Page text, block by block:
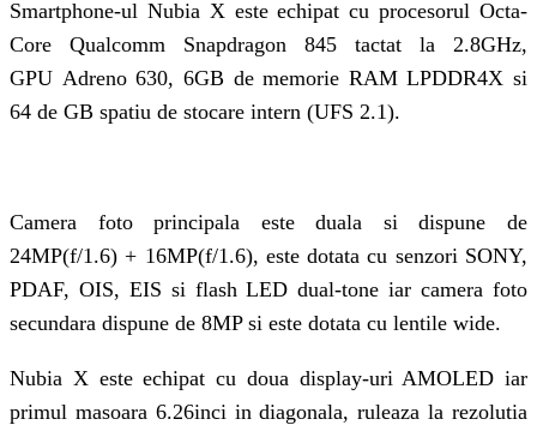
Smartphone-ul Nubia X este echipat cu procesorul Octa-
Core Qualcomm Snapdragon 845 tactat la 2.8GHz,
GPU Adreno 630, 6GB de memorie RAM LPDDR4X si
64 de GB spatiu de stocare intern (UFS 2.1).
Camera foto principala este duala si dispune de
24MP(f/1.6) + 16MP(f/1.6), este dotata cu senzori SONY,
PDAF, OIS, EIS si flash LED dual-tone iar camera foto
secundara dispune de 8MP si este dotata cu lentile wide.
Nubia X este echipat cu doua display-uri AMOLED iar
primul masoara 6.26inci in diagonala, ruleaza la rezolutia